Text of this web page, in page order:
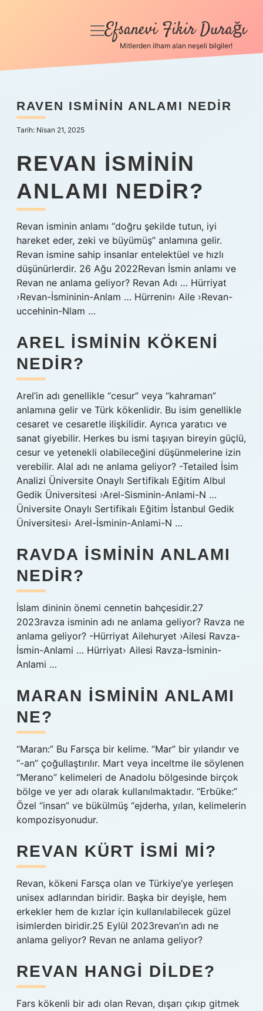
Anasayfa
Yasal Uyarı
menüyü
Efsanevi Fikir Durağı
Mitlerden ilham alan neşeli bilgiler!
RAVEN ISMININ ANLAMI NEDIR
Tarih: Nisan 21, 2025
REVAN ISMININ
ANLAMI NEDIR?
Revan isminin anlamı “doğru şekilde tutun, iyi
hareket eder, zeki ve büyümüş” anlamına gelir.
Revan ismine sahip insanlar entelektüel ve hızlı
düşünürlerdir. 26 Ağu 2022Revan İsmin anlamı ve
Revan ne anlama geliyor? Revan Adı … Hürriyat
›Revan-İsmininin-Anlam … Hürrenin› Aile ›Revan-
uccehinin-Nlam …
AREL ISMININ KÖKENI
NEDIR?
Arel’in adı genellikle “cesur” veya “kahraman”
anlamına gelir ve Türk kökenlidir. Bu isim genellikle
cesaret ve cesaretle ilişkilidir. Ayrıca yaratıcı ve
sanat giyebilir. Herkes bu ismi taşıyan bireyin güçlü,
cesur ve yetenekli olabileceğini düşünmelerine izin
verebilir. Alal adı ne anlama geliyor? -Tetailed İsim
Analizi Üniversite Onaylı Sertifikalı Eğitim Albul
Gedik Üniversitesi ›Arel-Sisminin-Anlami-N …
Üniversite Onaylı Sertifikalı Eğitim İstanbul Gedik
Üniversitesi› Arel-İsminin-Anlami-N …
RAVDA ISMININ ANLAMI
NEDIR?
İslam dininin önemi cennetin bahçesidir.27
2023ravza isminin adı ne anlama geliyor? Ravza ne
anlama geliyor? -Hürriyat Ailehuryet ›Ailesi Ravza-
İsmin-Anlami … Hürriyat› Ailesi Ravza-İsminin-
Anlami …
MARAN ISMININ ANLAMI
NE?
“Maran:” Bu Farsça bir kelime. “Mar” bir yılandır ve
“-an” çoğullaştırılır. Mart veya inceltme ile söylenen
“Merano” kelimeleri de Anadolu bölgesinde birçok
bölge ve yer adı olarak kullanılmaktadır. “Erbüke:”
Özel “insan” ve bükülmüş “ejderha, yılan, kelimelerin
kompozisyonudur.
REVAN KÜRT ISMI MI?
Revan, kökeni Farsça olan ve Türkiye’ye yerleşen
unisex adlarından biridir. Başka bir deyişle, hem
erkekler hem de kızlar için kullanılabilecek güzel
isimlerden biridir.25 Eylül 2023revan’ın adı ne
anlama geliyor? Revan ne anlama geliyor?
REVAN HANGI DILDE?
Fars kökenli bir adı olan Revan, dışarı çıkıp gitmek